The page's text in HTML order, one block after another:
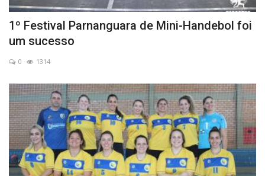
1º Festival Parnanguara de Mini-Handebol foi
um sucesso
0 1314